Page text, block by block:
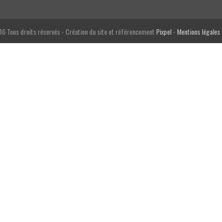
Tous droits réservés - Création du site et référencement Pixpel- Mentions